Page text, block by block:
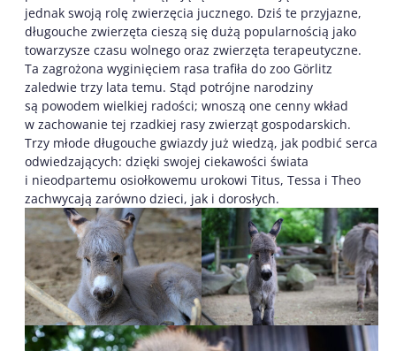
jednak swoją rolę zwierzęcia jucznego. Dziś te przyjazne,
długouche zwierzęta cieszą się dużą popularnością jako
towarzysze czasu wolnego oraz zwierzęta terapeutyczne.
Ta zagrożona wyginięciem rasa trafiła do zoo Görlitz
zaledwie trzy lata temu. Stąd potrójne narodziny
są powodem wielkiej radości; wnoszą one cenny wkład
w zachowanie tej rzadkiej rasy zwierząt gospodarskich.
Trzy młode długouche gwiazdy już wiedzą, jak podbić serca
odwiedzających: dzięki swojej ciekawości świata
i nieodpartemu osiołkowemu urokowi Titus, Tessa i Theo
zachwycają zarówno dzieci, jak i dorosłych.